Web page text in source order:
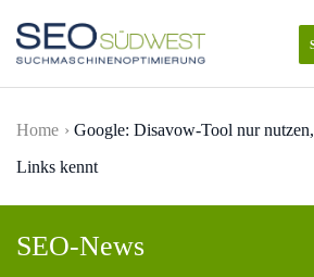
Skip to main content
Home
Google: Disavow-Tool nur
Links kennt
SEO-News